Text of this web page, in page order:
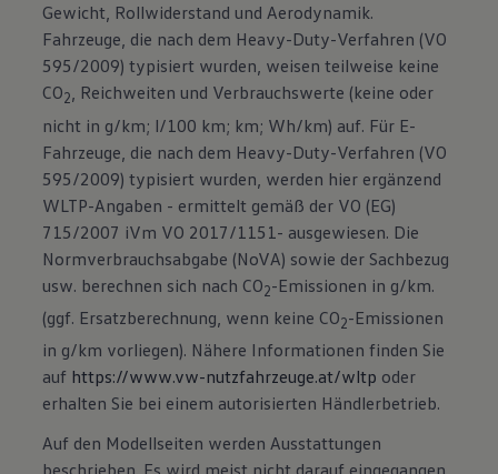
Gewicht, Rollwiderstand und Aerodynamik.
Fahrzeuge, die nach dem Heavy-Duty-Verfahren (VO
595/2009) typisiert wurden, weisen teilweise keine
CO2, Reichweiten und Verbrauchswerte (keine oder
nicht in g/km; l/100 km; km; Wh/km) auf. Für E-
Fahrzeuge, die nach dem Heavy-Duty-Verfahren (VO
595/2009) typisiert wurden, werden hier ergänzend
WLTP-Angaben - ermittelt gemäß der VO (EG)
715/2007 iVm VO 2017/1151- ausgewiesen. Die
Normverbrauchsabgabe (NoVA) sowie der Sachbezug
usw. berechnen sich nach CO2-Emissionen in g/km.
(ggf. Ersatzberechnung, wenn keine CO2-Emissionen
in g/km vorliegen). Nähere Informationen finden Sie
auf https://www.vw-nutzfahrzeuge.at/wltp oder
erhalten Sie bei einem autorisierten Händlerbetrieb.
Auf den Modellseiten werden Ausstattungen
beschrieben. Es wird meist nicht darauf eingegangen,